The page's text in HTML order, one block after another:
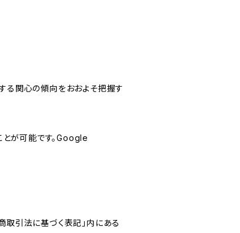
る関心の傾向をおおよそ把握す
が可能です。Google
取引法に基づく表記」内にある